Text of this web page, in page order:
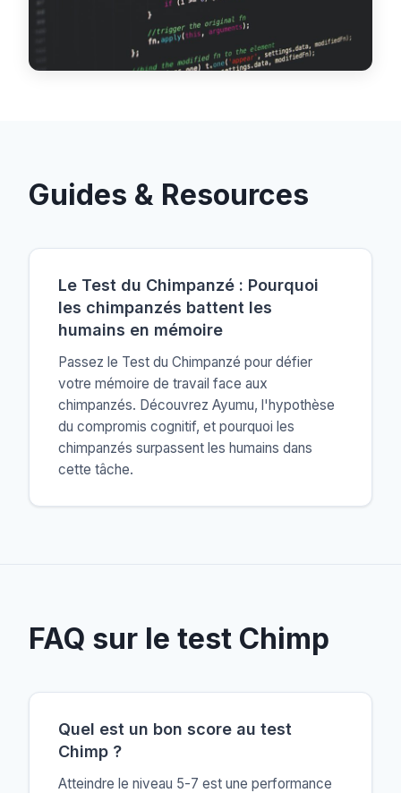
Guides & Resources
Le Test du Chimpanzé : Pourquoi
les chimpanzés battent les
humains en mémoire
Passez le Test du Chimpanzé pour défier
votre mémoire de travail face aux
chimpanzés. Découvrez Ayumu, l'hypothèse
du compromis cognitif, et pourquoi les
chimpanzés surpassent les humains dans
cette tâche.
FAQ sur le test Chimp
Quel est un bon score au test
Chimp ?
Atteindre le niveau 5-7 est une performance